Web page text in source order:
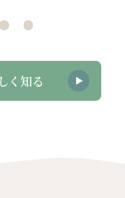
く知る